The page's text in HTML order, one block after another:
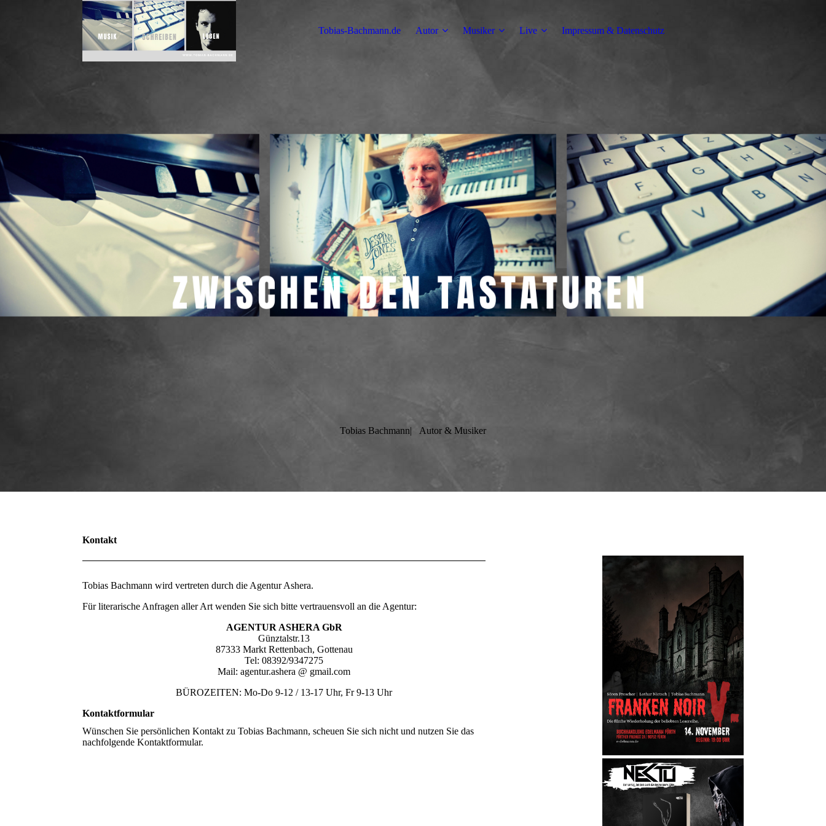
Tobias-Bachmann.de Autor Musiker Live Impressum & Datenschutz
Tobias Bachmann| Autor & Musiker
Kontakt
Tobias Bachmann wird vertreten durch die Agentur Ashera.
Für literarische Anfragen aller Art wenden Sie sich bitte vertrauensvoll an die Agentur:
AGENTUR ASHERA GbR
Günztalstr.13
87333 Markt Rettenbach, Gottenau
Tel: 08392/9347275
Mail: agentur.ashera @ gmail.com
BÜROZEITEN: Mo-Do 9-12 / 13-17 Uhr, Fr 9-13 Uhr
Kontaktformular
Wünschen Sie persönlichen Kontakt zu Tobias Bachmann, scheuen Sie sich nicht und nutzen Sie das
nachfolgende Kontaktformular.